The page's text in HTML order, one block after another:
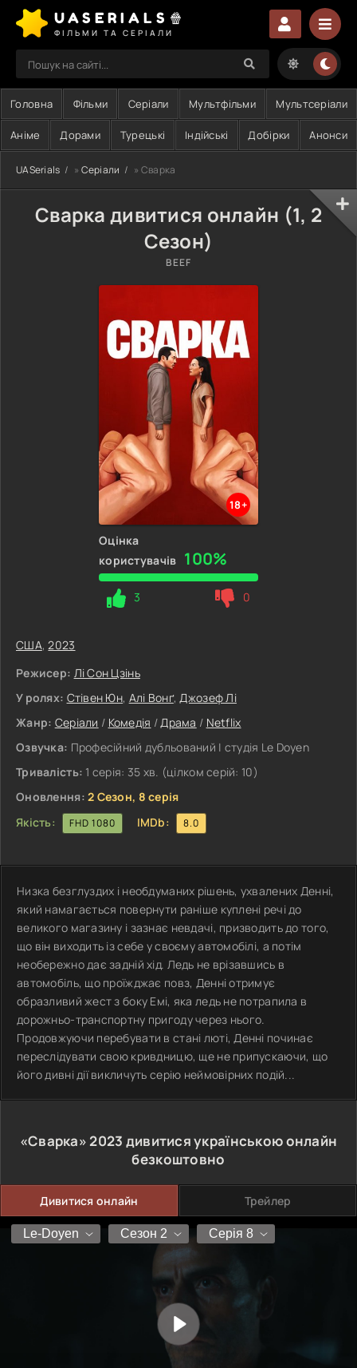
UASERIALS🍿
ФІЛЬМИ ТА СЕРІАЛИ
Головна Фільми Серіали Мультфільми Мультсеріали
Аніме Дорами Турецькі Індійські Добірки Анонси
UASerials » Серіали » Сварка
Сварка дивитися онлайн (1, 2
Сезон)
BEEF
18+
Оцінка
користувачів 100%
3 0
США,2023
Режисер: Лі Сон Цзінь
У ролях: Стівен Юн, Алі Вонґ,Джозеф Лі
Жанр: Серіали / Комедія /Драма / Netflix
Озвучка: Професійний дубльований | студія Le Doyen
Тривалість: 1 серія: 35 хв. (цілком серій: 10)
Оновлення: 2 Сезон, 8 серія
Якість:
FHD 1080 IMDb: 8.0
Низка безглуздих і необдуманих рішень, ухвалених Денні,
який намагається повернути раніше куплені речі до
великого магазину і зазнає невдачі, призводить до того,
що він виходить із себе у своєму автомобілі, а потім
необережно дає задній хід. Ледь не врізавшись в
автомобіль, що проїжджає повз, Денні отримує
образливий жест з боку Емі, яка ледь не потрапила в
дорожньо-транспортну пригоду через нього.
Продовжуючи перебувати в стані люті, Денні починає
переслідувати свою кривдницю, ще не припускаючи, що
його дивні дії викличуть серію неймовірних подій...
«Сварка»2023 дивитися українською онлайн
безкоштовно
Дивитися онлайн Трейлер